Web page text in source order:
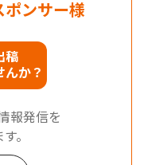
ポンサー様
稿
んか？
報発信を
。